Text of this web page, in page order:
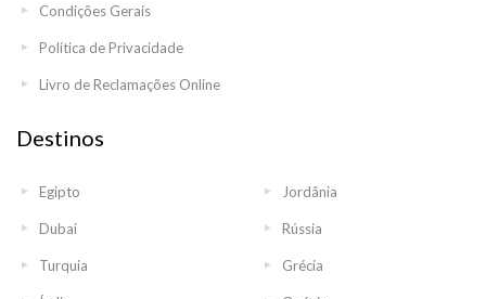
Condições Gerais
Política de Privacidade
Livro de Reclamações Online
Destinos
Egipto Jordânia
Dubai Rússia
Turquia Grécia